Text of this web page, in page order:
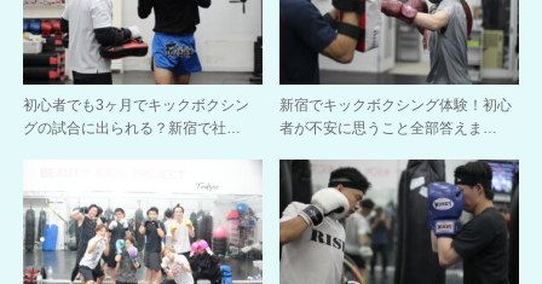
初心者でも3ヶ月でキックボクシン
グの試合に出られる？新宿で社…
新宿でキックボクシング体験！初心
者が不安に思うこと全部答えま…